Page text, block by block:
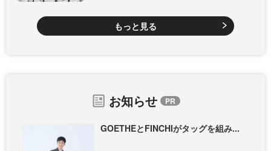
もっと見る
お知らせ
GOETHEとFINCHIがタッグを組み...